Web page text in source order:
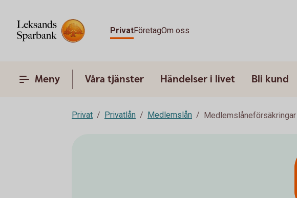
PrivatFöretagOm oss
Meny Våra tjänster Händelser i livet Bli kund
Privat Privatlån Medlemslån Medlemslåneförsäkringar